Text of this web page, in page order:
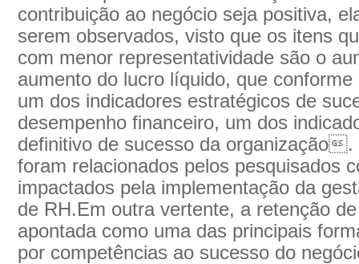
contribuição ao negócio seja positiva,
serem observados, visto que os itens
com menor representatividade são o
aumento do lucro líquido, que
um dos indicadores estratégicos de
desempenho financeiro, um dos
definitivo de sucesso da organização
foram relacionados pelos pesquisados
impactados pela implementação da
de RH.Em outra vertente, a retenção
apontada como uma das principais
por competências ao sucesso do